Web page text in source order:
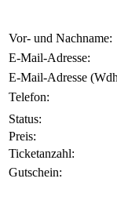
Vor- und Nachname:
E-Mail-Adresse:
E-Mail-Adresse
Telefon:
Status:
Preis:
Ticketanzahl:
Gutschein: